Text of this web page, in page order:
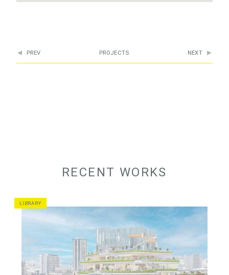
PREV PROJECTS NEXT
RECENT WORKS
LIBRARY